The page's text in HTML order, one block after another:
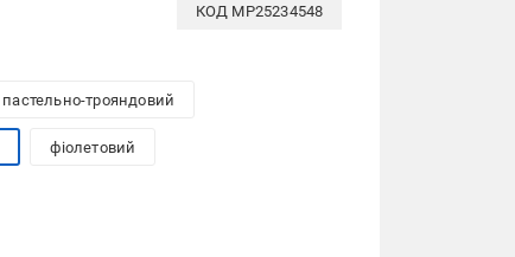
КОД MP25234548
пастельно-трояндовий
фіолетовий